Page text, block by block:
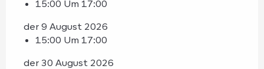
15:00 Um 17:00
der 9 August 2026
15:00 Um 17:00
der 30 August 2026